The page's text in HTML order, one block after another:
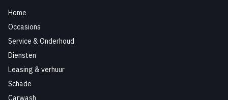
Home
Occasions
Service & Onderhoud
Diensten
Leasing & verhuur
Schade
Carwash